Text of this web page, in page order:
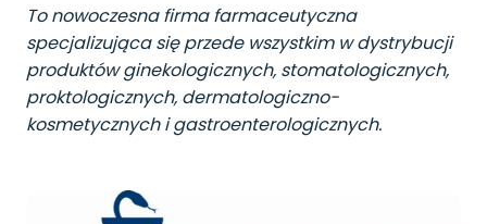
To nowoczesna firma farmaceutyczna
specjalizująca się przede wszystkim w dystrybucji
produktów ginekologicznych, stomatologicznych,
proktologicznych, dermatologiczno-
kosmetycznych i gastroenterologicznych.